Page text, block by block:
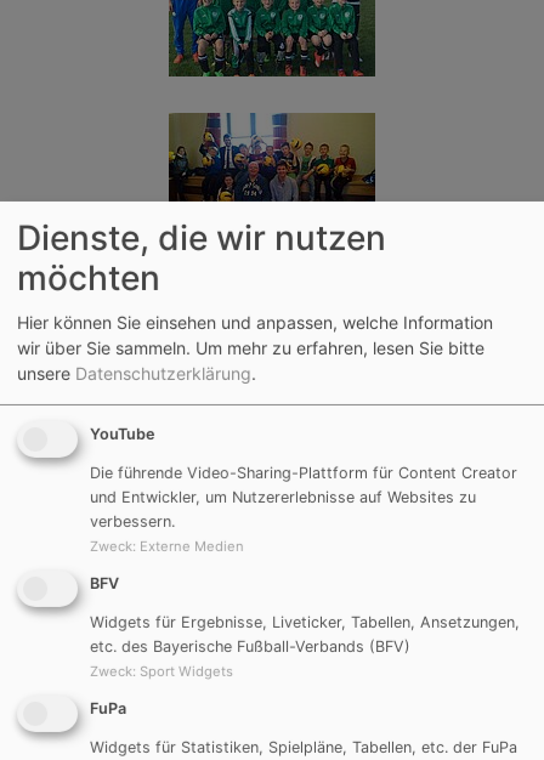
Dienste, die wir nutzen
möchten
Hier können Sie einsehen und anpassen, welche Information
wir über Sie sammeln. Um mehr zu erfahren, lesen Sie bitte
unsere Datenschutzerklärung.
YouTube
Die führende Video-Sharing-Plattform für Content Creator
und Entwickler, um Nutzererlebnisse auf Websites zu
verbessern.
Zweck: Externe Medien
BFV
Widgets für Ergebnisse, Liveticker, Tabellen, Ansetzungen,
etc. des Bayerische Fußball-Verbands (BFV)
Zweck: Sport Widgets
FuPa
Widgets für Statistiken, Spielpläne, Tabellen, etc. der FuPa